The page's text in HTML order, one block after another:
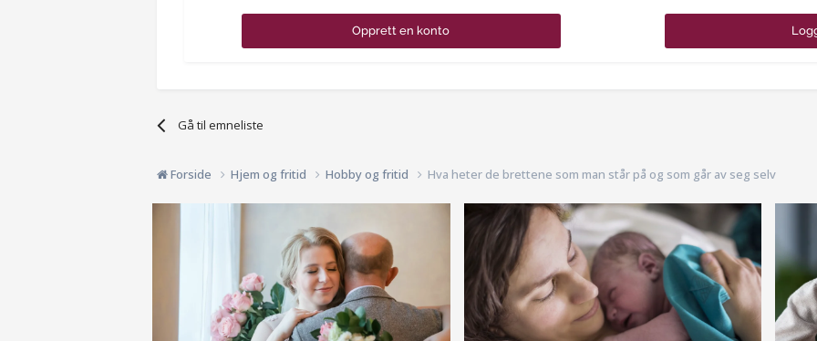
Opprett en konto
Gå til emneliste
Forside Hjem og fritid Hobby og fritid Hva heter de brettene som man står på og som går av seg selv